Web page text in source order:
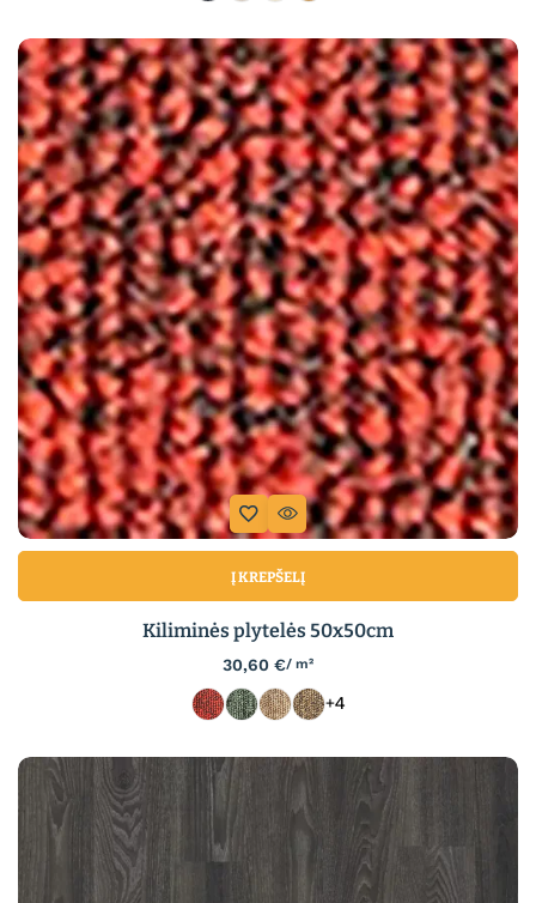
Į KREPŠELĮ
Kiliminės plytelės 50x50cm
30,60 €/ m²
+4